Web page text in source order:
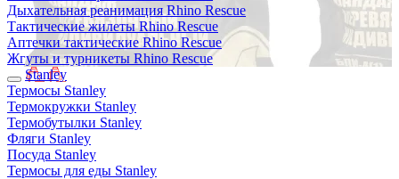
Дыхательная реанимация Rhino Rescue
Тактические жилеты Rhino Rescue
Аптечки тактические Rhino Rescue
Жгуты и турникеты Rhino Rescue
Stanley
Термосы Stanley
Термокружки Stanley
Термобутылки Stanley
Фляги Stanley
Посуда Stanley
Термосы для еды Stanley